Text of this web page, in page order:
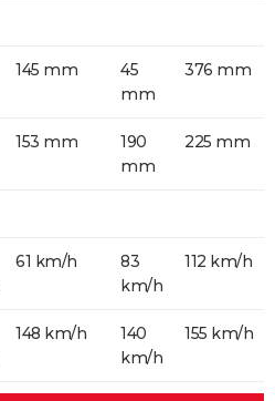
145 mm
45
mm
376 mm
153 mm
190
mm
225 mm
61 km/h
83
km/h
112 km/h
148 km/h
140
km/h
155 km/h